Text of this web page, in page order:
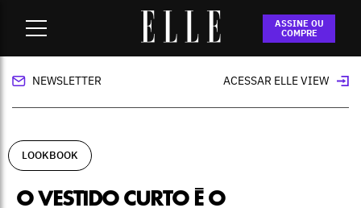
ASSINE OU
COMPRE
O vestido curto é o queridinho do
casamento moderno
NEWSLETTER ACESSAR ELLE VIEW
LOOKBOOK
O VESTIDO CURTO É O